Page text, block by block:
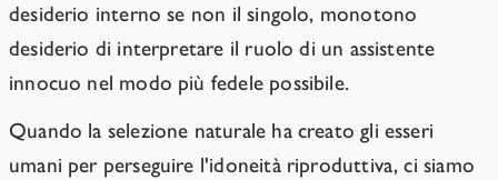
desiderio interno se non il singolo, monotono
desiderio di interpretare il ruolo di un assistente
innocuo nel modo più fedele possibile.
Quando la selezione naturale ha creato gli esseri
umani per perseguire l'idoneità riproduttiva, ci siamo